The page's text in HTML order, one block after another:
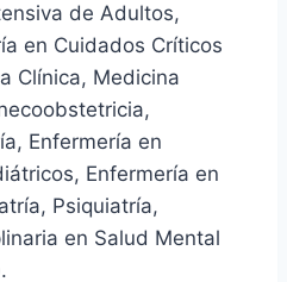
de Adultos,
en Cuidados Críticos
Clínica, Medicina
Enfermería en
Enfermería en
Psiquiatría,
en Salud Mental